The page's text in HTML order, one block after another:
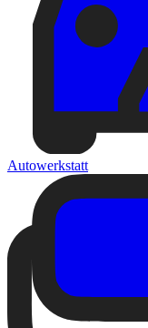
Autowerkstatt